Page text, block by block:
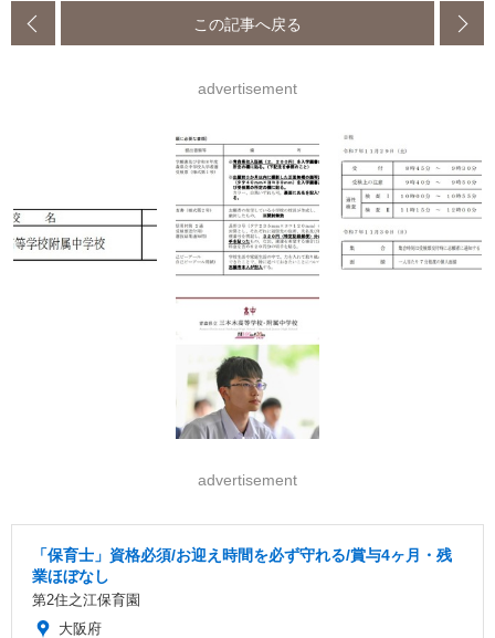
この記事へ戻る
advertisement
advertisement
「保育士」資格必須/お迎え時間を必ず守れる/賞与4ヶ月・残
業ほぼなし
第2住之江保育園
大阪府